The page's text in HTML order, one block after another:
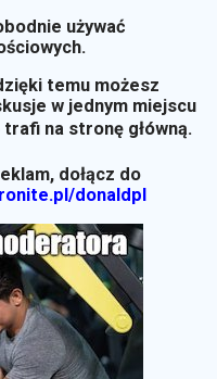
używać
temu możesz
w jednym miejscu
trafi na stronę główną.
dołącz do
donaldpl